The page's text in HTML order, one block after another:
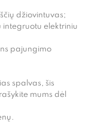
džiovintuvas;
integruotu elektriniu
pajungimo
spalvas, šis
mums dėl